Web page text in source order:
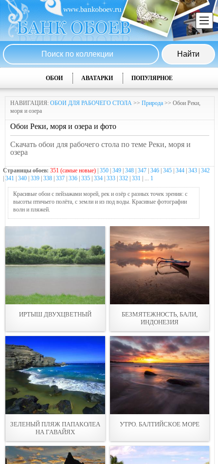
ОБОИ АВАТАРКИ ПОПУЛЯРНОЕ
НАВИГАЦИЯ: ОБОИ ДЛЯ РАБОЧЕГО СТОЛА >> Природа >> Обои Реки,
моря и озера
Обои Реки, моря и озера и фото
Скачать обои для рабочего стола по теме Реки, моря и
озера
Страницы обоев: 351 (самые новые) 350 349 348 347 346 345 344 343 342
|341 340 339 338 337 336 335 334 333 332 331 | ... 1
Красивые обои с пейзажами морей, рек и озёр с разных точек зрения: с
высоты птичьего полёта, с земли и из под воды. Красивые фотографии
волн и пляжей.
ИРТЫШ ДВУХЦВЕТНЫЙ
БЕЗМЯТЕЖНОСТЬ, БАЛИ,
ИНДОНЕЗИЯ
ЗЕЛЕНЫЙ ПЛЯЖ ПАПАКОЛЕА
НА ГАВАЙЯХ
УТРО. БАЛТИЙСКОЕ МОРЕ